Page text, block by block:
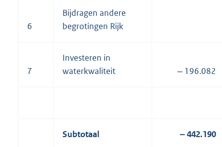
6
Bijdragen andere
begrotingen Rijk
7
Investeren in
waterkwaliteit
‒ 196.082
Subtotaal ‒ 442.190